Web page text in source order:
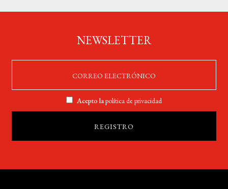
NEWSLETTER
Acepto lapolítica de privacidad